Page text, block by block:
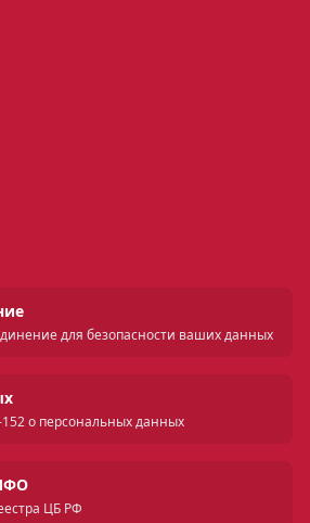
для безопасности ваших данных
о персональных данных
ЦБ РФ